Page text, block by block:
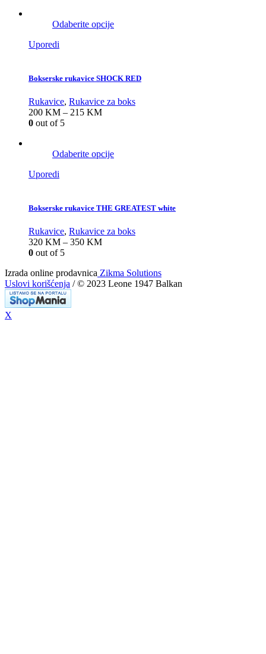
Odaberite opcije
Uporedi
Bokserske rukavice SHOCK RED
Rukavice, Rukavice za boks
200 KM – 215 KM
0 out of 5
Odaberite opcije
Uporedi
Bokserske rukavice THE GREATEST white
Rukavice, Rukavice za boks
320 KM – 350 KM
0 out of 5
Izrada online prodavnica Zikma Solutions
Uslovi korišćenja / © 2023 Leone 1947 Balkan
X